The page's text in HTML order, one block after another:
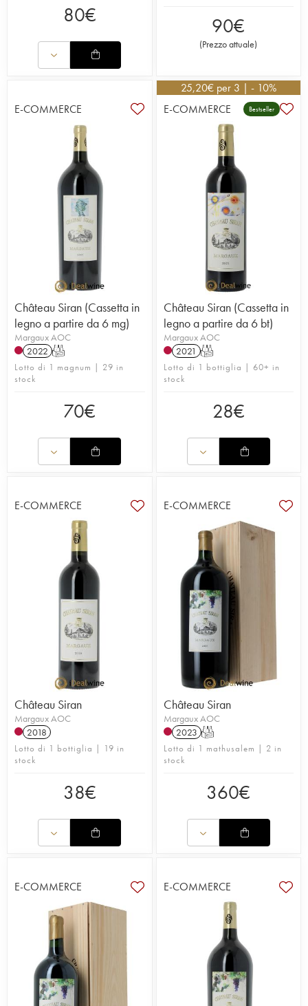
80€ 90€
(Prezzo attuale)
E-COMMERCE
Château Siran (Cassetta in
legno a partire da 6 mg)
Margaux AOC
2022 T
Lotto di 1 magnum | 29 in
stock
70€
25,20€ per 3 | - 10%
E-COMMERCE
Bestseller
Château Siran (Cassetta in
legno a partire da 6 bt)
Margaux AOC
2021 T
Lotto di 1 bottiglia | 60+ in
stock
28€
E-COMMERCE
Château Siran
Margaux AOC
2018
Lotto di 1 bottiglia | 19 in
stock
38€
E-COMMERCE
Château Siran
Margaux AOC
2023 T
Lotto di 1 mathusalem | 2 in
stock
360€
E-COMMERCE E-COMMERCE